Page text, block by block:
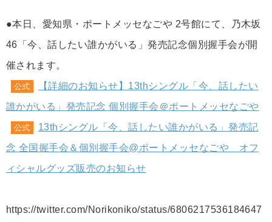
●本日、愛知県・ポートメッセなごや 2号館にて、乃木坂
46「今、話したい誰かがいる」発売記念個別握手会が開
催されます。
公式
【詳細のお知らせ】13thシングル「今、話したい
誰かがいる」発売記念 個別握手会＠ポートメッセなごや
公式
13thシングル「今、話したい誰かがいる」発売記
念 全国握手会＆個別握手会@ポートメッセなごや オフ
ィシャルグッズ販売のお知らせ
https://twitter.com/Norikoniko/status/6806217536184647